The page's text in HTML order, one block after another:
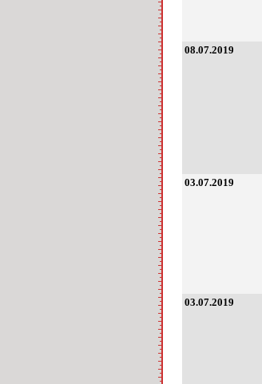
08.07.2019
03.07.2019
03.07.2019